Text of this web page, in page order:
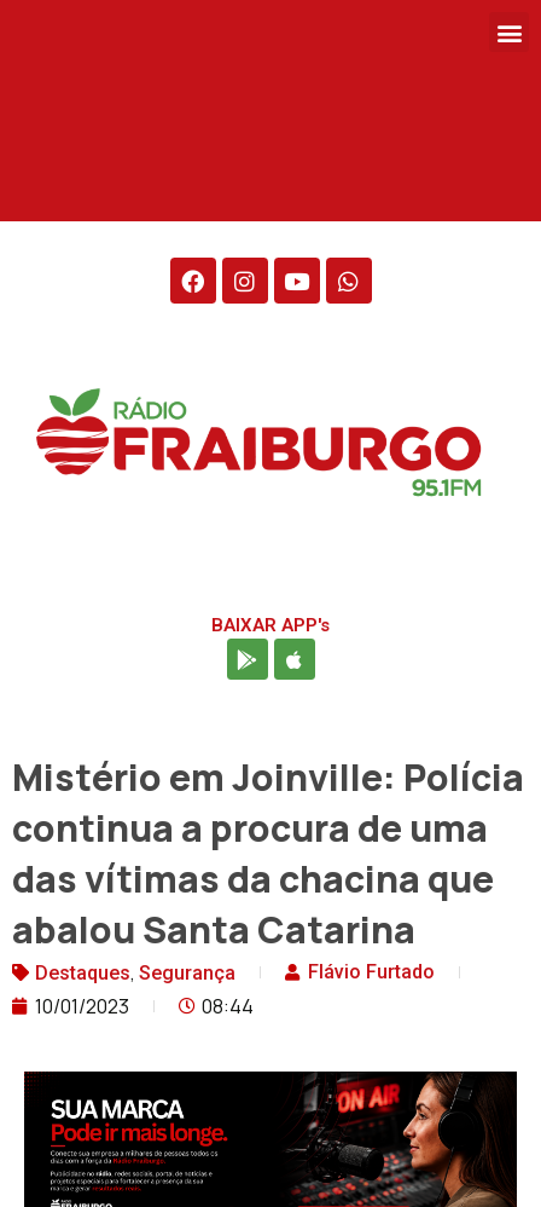
BAIXAR APP's
Mistério em Joinville: Polícia
continua a procura de uma
das vítimas da chacina que
abalou Santa Catarina
Destaques, Segurança Flávio Furtado
10/01/2023 08:44